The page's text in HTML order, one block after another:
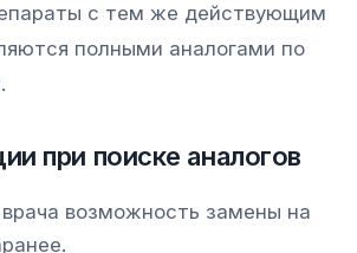
с тем же действующим
полными аналогами по
при поиске аналогов
возможность замены на